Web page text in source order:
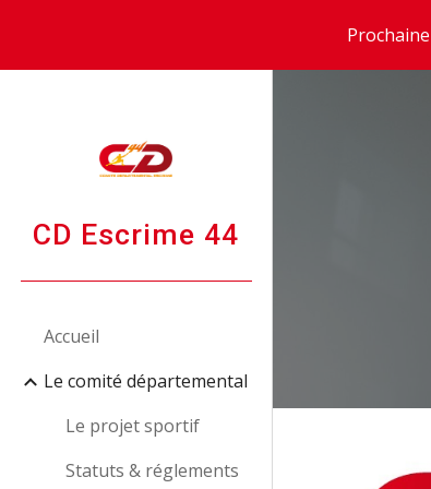
CD Escrime 44
Accueil
Le comité départemental
Le projet sportif
Statuts & réglements